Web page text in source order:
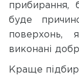
прибирання,
буде
поверхонь,
виконані
Краще